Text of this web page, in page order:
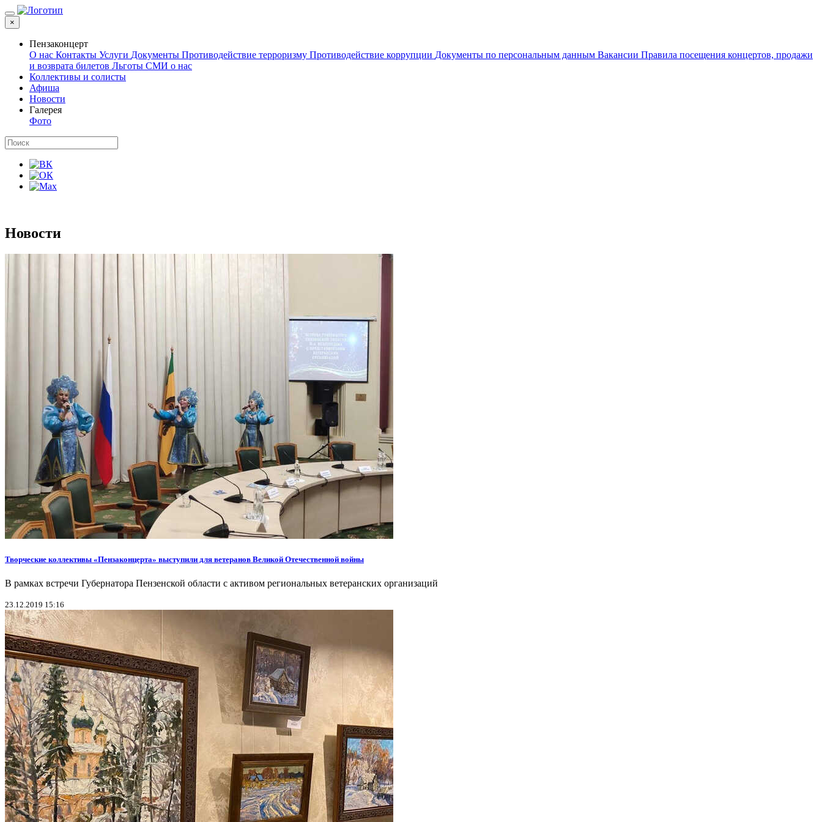
×
Пензаконцерт
О нас Контакты Услуги Документы Противодействие терроризму Противодействие коррупции Документы по персональным данным Вакансии Правила посещения концертов, продажи
и возврата билетов Льготы СМИ о нас
Коллективы и солисты
Афиша
Новости
Галерея
Фото
Новости
Творческие коллективы «Пензаконцерта» выступили для ветеранов Великой Отечественной войны
В рамках встречи Губернатора Пензенской области с активом региональных ветеранских организаций
23.12.2019 15:16